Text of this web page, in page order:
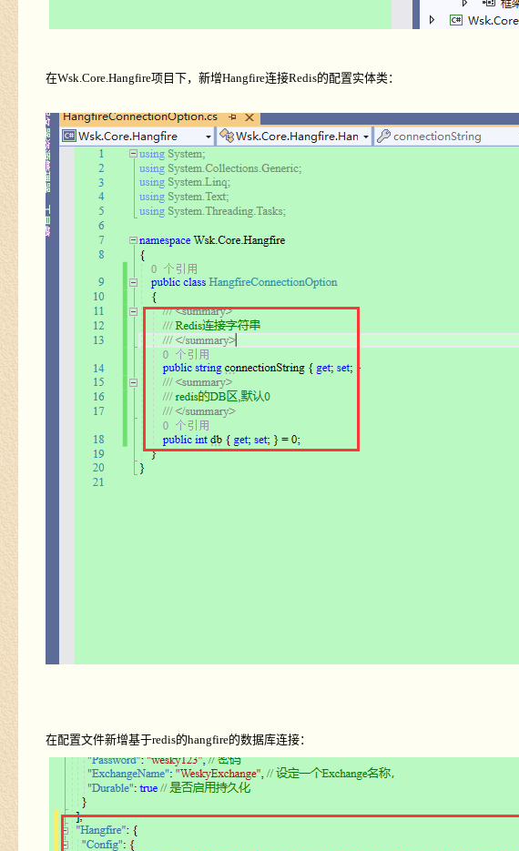
在Wsk.Core.Hangfire项目下，新增Hangfire连接Redis的配置实体类：
在配置文件新增基于redis的hangfire的数据库连接：